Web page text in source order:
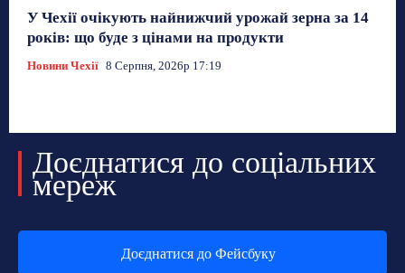
У Чехії очікують найнижчий урожай зерна за 14
років: що буде з цінами на продукти
Новини Чехії 8 Серпня, 2026р 17:19
Доєднатися до соціальних
мереж
Доєднатися до Фейсбуку